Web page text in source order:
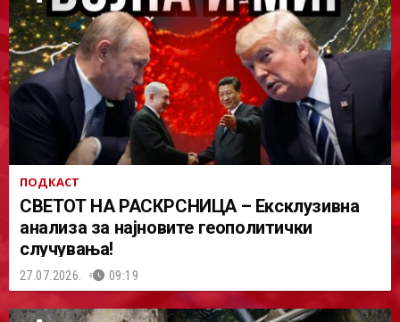
ПОДКАСТ
СВЕТОТ НА РАСКРСНИЦА – Ексклузивна
анализа за најновите геополитички
случувања!
27.07.2026. 09:19